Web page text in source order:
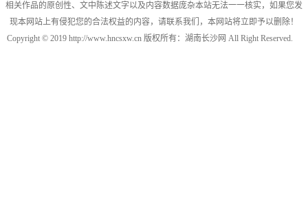
相关作品的原创性、文中陈述文字以及内容数据庞杂本站无法一一核实，如果您发
现本网站上有侵犯您的合法权益的内容，请联系我们，本网站将立即予以删除！
Copyright © 2019 http://www.hncsxw.cn 版权所有：湖南长沙网 All Right Reserved.